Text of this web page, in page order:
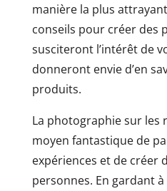
manière la plus
conseils pour créer des
susciteront l’intérêt de
donneront envie d’en
produits.
La photographie sur les
moyen fantastique de
expériences et de créer
personnes. En gardant